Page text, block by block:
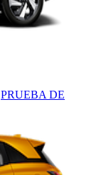
PRUEBA DE